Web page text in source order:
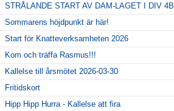
STRÅLANDE START AV DAM-LAGET I DIV 4B
Sommarens höjdpunkt är här!
Start för Knatteverksamheten 2026
Kom och träffa Rasmus!!!
Kallelse till årsmötet 2026-03-30
Fritidskort
Hipp Hipp Hurra - Kallelse att fira